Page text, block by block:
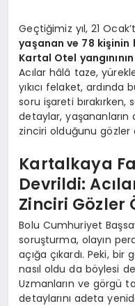
Geçtiğimiz yıl, 21
yaşanan ve 78 kişinin
Kartal Otel
Acılar hâlâ taze,
yıkıcı felaket, ardında
soru işareti bırakırken,
detaylar, yaşananların
zinciri olduğunu gözler
Kartalkaya
Devrildi:
Zinciri Gözler
Bolu Cumhuriyet
soruşturma, olayın
açığa çıkardı. Peki, bir
nasıl oldu da böylesi
Uzmanların ve görgü
detaylarını adeta